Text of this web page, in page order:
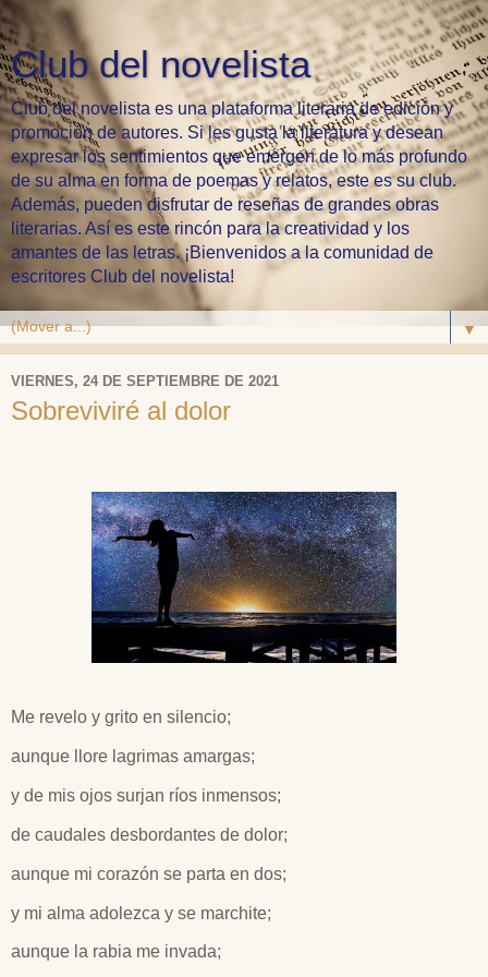
Club del novelista
Club del novelista es una plataforma literaria de edición y
promoción de autores. Si les gusta la literatura y desean
expresar los sentimientos que emergen de lo más profundo
de su alma en forma de poemas y relatos, este es su club.
Además, pueden disfrutar de reseñas de grandes obras
literarias. Así es este rincón para la creatividad y los
amantes de las letras. ¡Bienvenidos a la comunidad de
escritores Club del novelista!
▼
VIERNES, 24 DE SEPTIEMBRE DE 2021
Sobreviviré al dolor
Me revelo y grito en silencio;
aunque llore lagrimas amargas;
y de mis ojos surjan ríos inmensos;
de caudales desbordantes de dolor;
aunque mi corazón se parta en dos;
y mi alma adolezca y se marchite;
aunque la rabia me invada;